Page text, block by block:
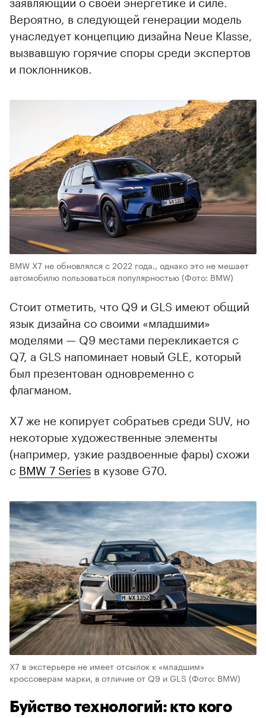
Вероятно, в следующей генерации модель
унаследует концепцию дизайна Neue Klasse,
вызвавшую горячие споры среди экспертов
и поклонников.
BMW X7 не обновлялся с 2022 года., однако это не мешает
автомобилю пользоваться популярностью(Фото: BMW)
Стоит отметить, что Q9 и GLS имеют общий
язык дизайна со своими «младшими»
моделями — Q9 местами перекликается с
Q7, а GLS напоминает новый GLE, который
был презентован одновременно с
флагманом.
X7 же не копирует собратьев среди SUV, но
некоторые художественные элементы
(например, узкие раздвоенные фары) схожи
с BMW 7 Series в кузове G70.
X7 в экстерьере не имеет отсылок к «младшим»
кроссоверам марки, в отличие от Q9 и GLS (Фото: BMW)
Буйство технологий: кто кого